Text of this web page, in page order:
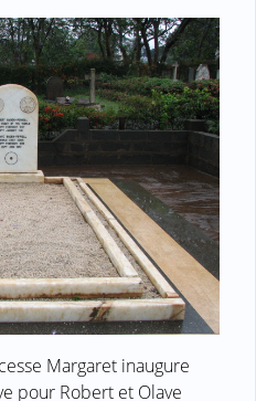
Margaret inaugure
pour Robert et Olave